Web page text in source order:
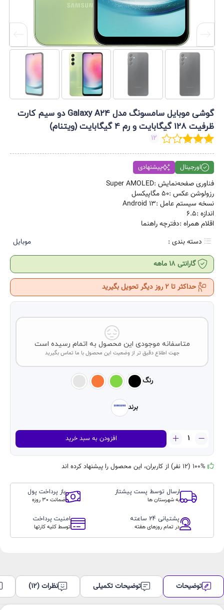
گوشی موبایل سامسونگ مدل Galaxy A24 دو سیم کارت
ظرفیت 128 گیگابایت و رم 4 گیگابایت (ویتنام)
12
اورجینال پیشنهادی
فناوری صفحه‌نمایش :Super AMOLED
رزولوشن عکس :50 مگاپیکسل
نسخه سیستم عامل :Android 13
اندازه :6.5
اقلام همراه :دفترچه‌ راهنما
دسته بندی :
موبایل
گارانتی 18 ماهه
حداکثر تا 2 روز دیگر تحویل بگیرید
متاسفانه موجودی این محصول به اتمام رسیده است
جهت اطلاع دقیق تر از وضعیت این محصول با ما تماس بگیرید
رنگ
برند
سامسونگ
مدل
A24
ظرفیت
128
4
گیگابایت
(ویتنام)
عدد
افزودن به سبد خرید
ارسال توسط پست پیشتاز
به شهرستان ها
باز پرداخت پول
ضمانت 30 روزه
پشتیانی 24 ساعته
در تمام روزهای هفته
امنیت پرداخت
توسط کلیه کارتها
توضیحات توضیحات تکمیلی نظرات (12)